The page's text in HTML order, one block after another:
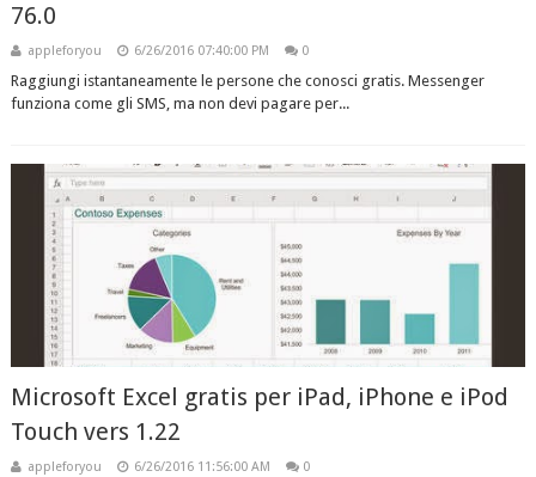
76.0
appleforyou 6/26/2016 07:40:00 PM 0
Raggiungi istantaneamente le persone che conosci gratis. Messenger
funziona come gli SMS, ma non devi pagare per...
Microsoft Excel gratis per iPad, iPhone e iPod
Touch vers 1.22
appleforyou 6/26/2016 11:56:00 AM 0